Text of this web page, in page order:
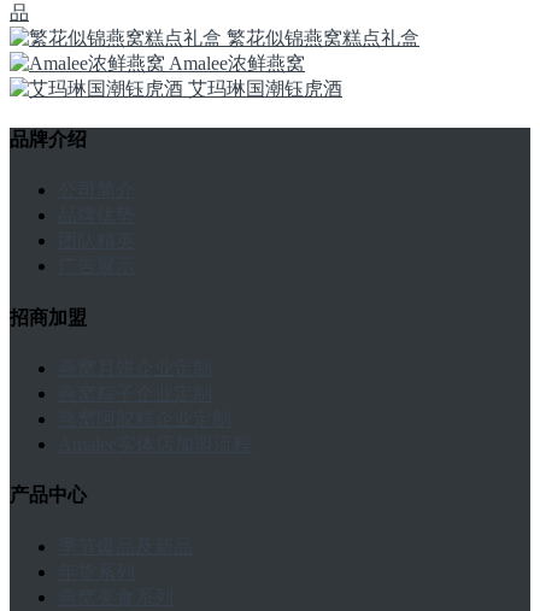
品
繁花似锦燕窝糕点礼盒
Amalee浓鲜燕窝
艾玛琳国潮钰虎酒
品牌介绍
招商加盟
产品中心